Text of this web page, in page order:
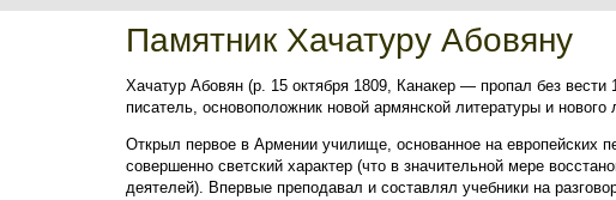
Памятник Хачатуру Абовяну
Хачатур Абовян (р. 15 октября 1809, Канакер — пропал без
писатель, основоположник новой армянской литературы и нового
Открыл первое в Армении училище, основанное на европейских
совершенно светский характер (что в значительной мере
деятелей). Впервые преподавал и составлял учебники на